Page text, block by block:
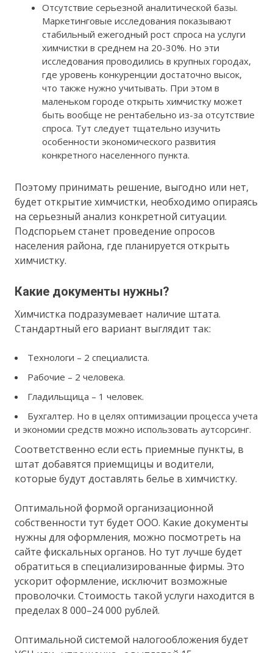
Отсутствие серьезной аналитической базы.
Маркетинговые исследования показывают
стабильный ежегодный рост спроса на услуги
химчистки в среднем на 20-30%. Но эти
исследования проводились в крупных городах,
где уровень конкуренции достаточно высок,
что также нужно учитывать. При этом в
маленьком городе открыть химчистку может
быть вообще не рентабельно из-за отсутствие
спроса. Тут следует тщательно изучить
особенности экономического развития
конкретного населенного пункта.
Поэтому принимать решение, выгодно или нет,
будет открытие химчистки, необходимо опираясь
на серьезный анализ конкретной ситуации.
Подспорьем станет проведение опросов
населения района, где планируется открыть
химчистку.
Какие документы нужны?
Химчистка подразумевает наличие штата.
Стандартный его вариант выглядит так:
Технологи – 2 специалиста.
Рабочие – 2 человека.
Гладильщица – 1 человек.
Бухгалтер. Но в целях оптимизации процесса учета
и экономии средств можно использовать аутсорсинг.
Соответственно если есть приемные пункты, в
штат добавятся приемщицы и водители,
которые будут доставлять белье в химчистку.
Оптимальной формой организационной
собственности тут будет ООО. Какие документы
нужны для оформления, можно посмотреть на
сайте фискальных органов. Но тут лучше будет
обратиться в специализированные фирмы. Это
ускорит оформление, исключит возможные
проволочки. Стоимость такой услуги находится в
пределах 8 000–24 000 рублей.
Оптимальной системой налогообложения будет